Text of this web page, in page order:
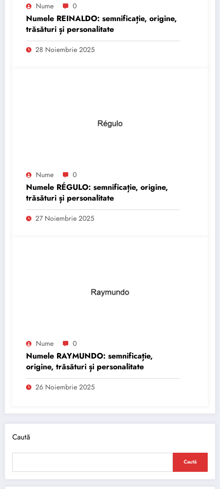
Nume 0
Numele REINALDO: semnificație, origine,
trăsături și personalitate
28 Noiembrie 2025
Nume 0
Numele RÉGULO: semnificație, origine,
trăsături și personalitate
27 Noiembrie 2025
Nume 0
Numele RAYMUNDO: semnificație,
origine, trăsături și personalitate
26 Noiembrie 2025
Caută
Caută